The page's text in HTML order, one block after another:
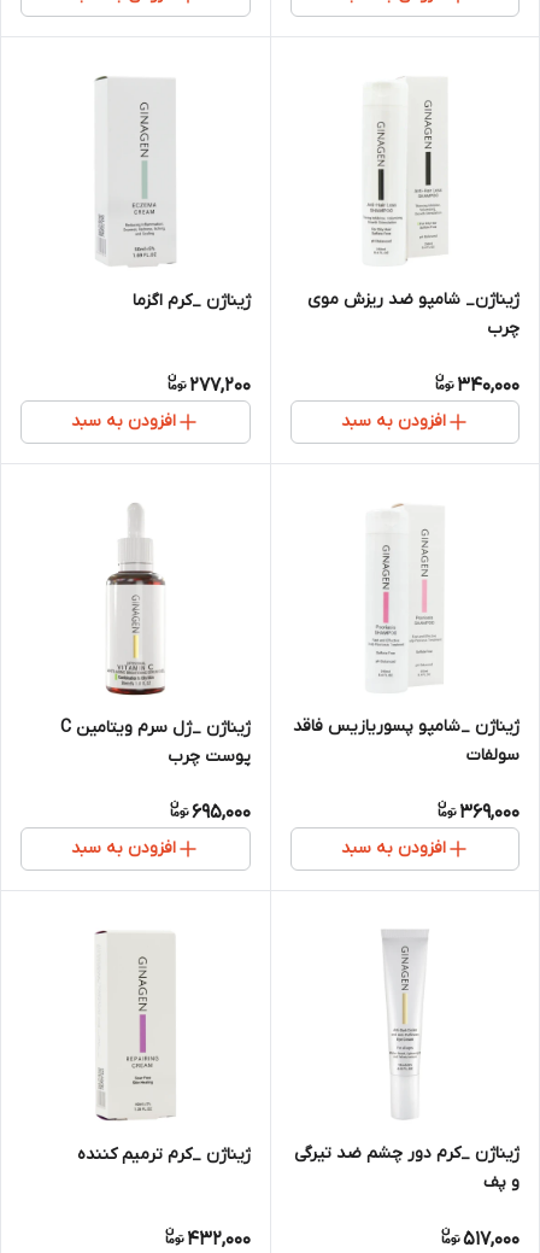
ژیناژن_ شامپو ضد ریزش موی
چرب
340,000
افزودن به سبد
ژیناژن _کرم اگزما
277,200
افزودن به سبد
ژیناژن _شامپو پسوریازیس فاقد
سولفات
369,000
افزودن به سبد
ژیناژن _ژل سرم ویتامین C
پوست چرب
695,000
افزودن به سبد
ژیناژن _کرم دور چشم ضد تیرگی
و پف
517,000
ژیناژن _کرم ترمیم کننده
432,000